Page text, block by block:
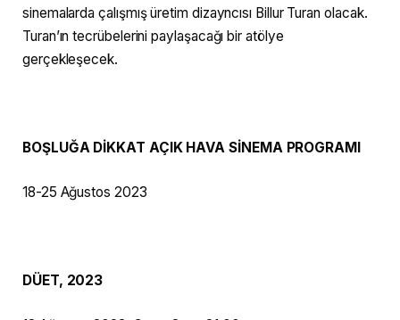
sinemalarda çalışmış üretim dizayncısı Billur Turan olacak.
Turan’ın tecrübelerini paylaşacağı bir atölye
gerçekleşecek.
BOŞLUĞA DİKKAT AÇIK HAVA SİNEMA PROGRAMI
18-25 Ağustos 2023
DÜET, 2023